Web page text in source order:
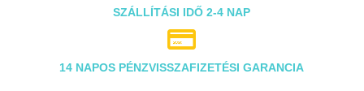
SZÁLLÍTÁSI IDŐ 2-4 NAP

14 NAPOS PÉNZVISSZAFIZETÉSI GARANCIA